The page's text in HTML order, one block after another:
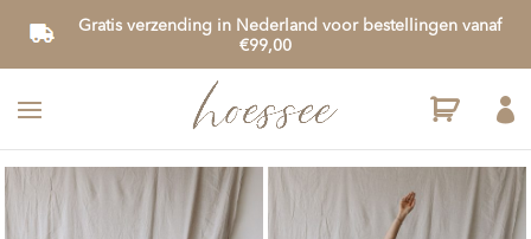
Gratis verzending in Nederland voor bestellingen vanaf
€99,00
